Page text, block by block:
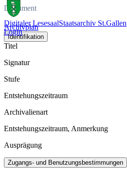
Digitaler LesesaalStaatsarchiv St.Gallen
Login
Dokument
Archivplan
Identifikation
Titel
Signatur
Stufe
Entstehungszeitraum
Archivalienart
Entstehungszeitraum, Anmerkung
Ausprägung
Zugangs- und Benutzungsbestimmungen